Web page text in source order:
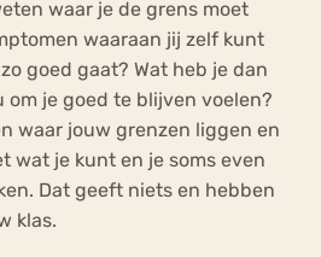
waar je de grens moet
waaraan jij zelf kunt
goed gaat? Wat heb je dan
om je goed te blijven voelen?
waar jouw grenzen liggen en
wat je kunt en je soms even
Dat geeft niets en hebben
klas.